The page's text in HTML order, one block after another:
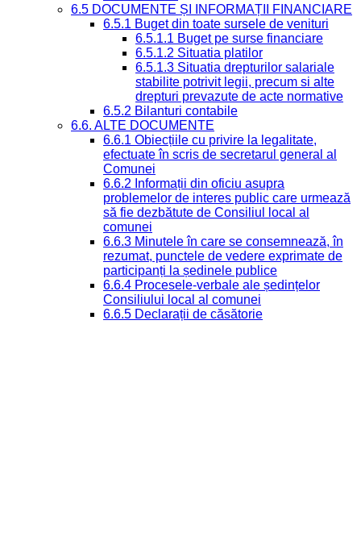
6.5 DOCUMENTE ȘI INFORMAȚII FINANCIARE
6.5.1 Buget din toate sursele de venituri
6.5.1.1 Buget pe surse financiare
6.5.1.2 Situatia platilor
6.5.1.3 Situatia drepturilor salariale
stabilite potrivit legii, precum si alte
drepturi prevazute de acte normative
6.5.2 Bilanturi contabile
6.6. ALTE DOCUMENTE
6.6.1 Obiecțiile cu privire la legalitate,
efectuate în scris de secretarul general al
Comunei
6.6.2 Informații din oficiu asupra
problemelor de interes public care urmează
să fie dezbătute de Consiliul local al
comunei
6.6.3 Minutele în care se consemnează, în
rezumat, punctele de vedere exprimate de
participanți la ședinele publice
6.6.4 Procesele-verbale ale ședințelor
Consiliului local al comunei
6.6.5 Declarații de căsătorie